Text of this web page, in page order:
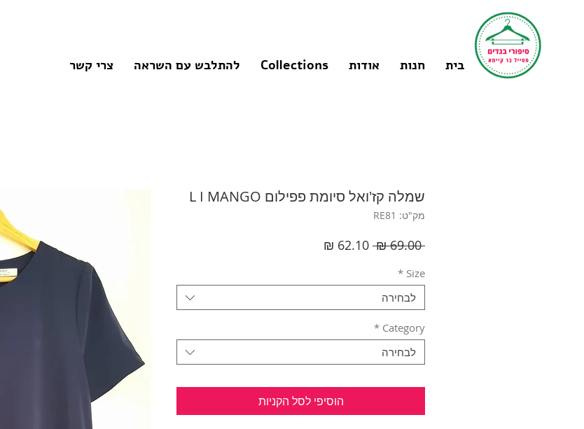
בית חנות אודות Collections להתלבש עם השראה צרי קשר
שמלה קז'ואל סיומת פפילום L I MANGO
מק"ט: RE81
‏69.00 ‏₪
מחיר
Size
*
לבחירה
Category
*
לבחירה
הוסיפי לסל הקניות